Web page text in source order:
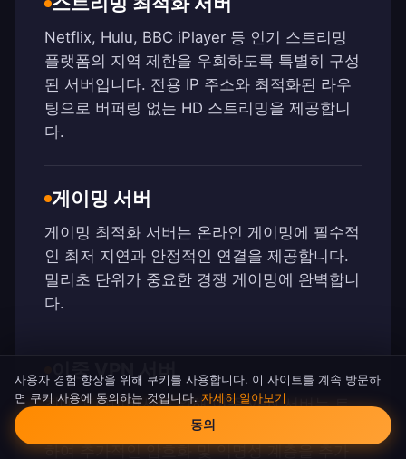
Netflix, Hulu, BBC iPlayer 등 인기 스트리밍
플랫폼의 지역 제한을 우회하도록 특별히 구성
된 서버입니다. 전용 IP 주소와 최적화된 라우
팅으로 버퍼링 없는 HD 스트리밍을 제공합니
다.
게이밍 서버
게이밍 최적화 서버는 온라인 게이밍에 필수적
인 최저 지연과 안정적인 연결을 제공합니다.
밀리초 단위가 중요한 경쟁 게이밍에 완벽합니
다.
이중 VPN 서버
최대 프라이버시를 위해 이중 VPN 서버는 트
래픽을 두 개의 별도 VPN 서버를 통해 라우팅
하여 추가적인 암호화 및 익명성 계층을 추가
쿠키 동의
사용자 경험 향상을 위해 쿠키를 사용합니다. 이 사이트를 계속 방문하
면 쿠키 사용에 동의하는 것입니다. 자세히 알아보기
동의